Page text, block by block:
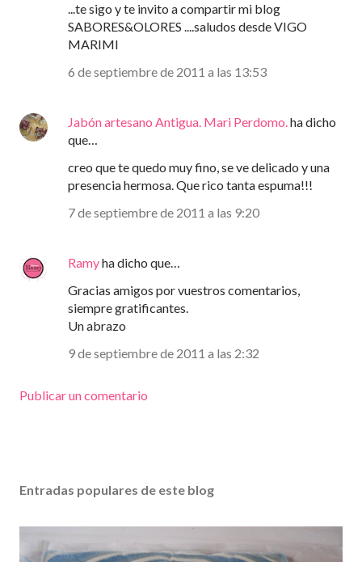
...te sigo y te invito a compartir mi blog
SABORES&OLORES ....saludos desde VIGO
MARIMI
6 de septiembre de 2011 a las 13:53
Jabón artesano Antigua. Mari Perdomo.ha dicho
que…
creo que te quedo muy fino, se ve delicado y una
presencia hermosa. Que rico tanta espuma!!!
7 de septiembre de 2011 a las 9:20
Ramyha dicho que…
Gracias amigos por vuestros comentarios,
siempre gratificantes.
Un abrazo
9 de septiembre de 2011 a las 2:32
Publicar un comentario
Entradas populares de este blog